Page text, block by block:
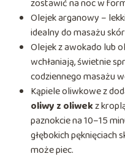
zostawić na noc w
Olejek arganowy –
idealny do masażu
Olejek z awokado lub
wchłaniają, świetnie
codziennego masażu
Kąpiele oliwkowe z
oliwy z oliwekz
paznokcie na 10–15
głębokich pęknięciach
może piec.